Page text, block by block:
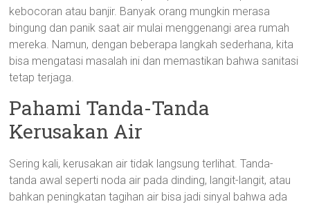
kebocoran atau banjir. Banyak orang mungkin merasa
bingung dan panik saat air mulai menggenangi area rumah
mereka. Namun, dengan beberapa langkah sederhana, kita
bisa mengatasi masalah ini dan memastikan bahwa sanitasi
tetap terjaga.
Pahami Tanda-Tanda
Kerusakan Air
Sering kali, kerusakan air tidak langsung terlihat. Tanda-
tanda awal seperti noda air pada dinding, langit-langit, atau
bahkan peningkatan tagihan air bisa jadi sinyal bahwa ada